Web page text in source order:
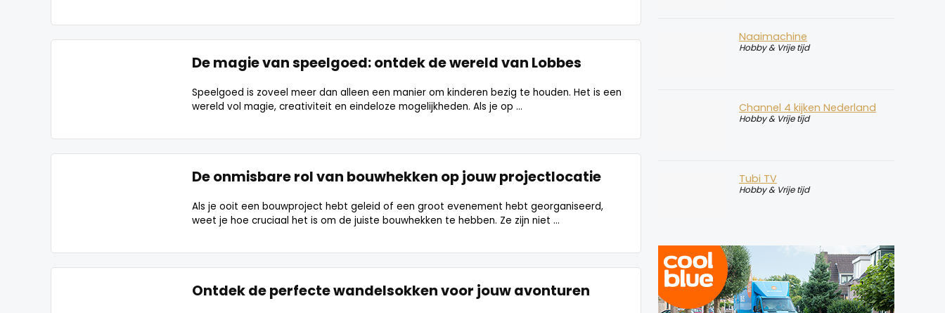
De magie van speelgoed: ontdek de wereld van Lobbes
Speelgoed is zoveel meer dan alleen een manier om kinderen bezig te houden. Het is een
wereld vol magie, creativiteit en eindeloze mogelijkheden. Als je op ...
De onmisbare rol van bouwhekken op jouw projectlocatie
Als je ooit een bouwproject hebt geleid of een groot evenement hebt georganiseerd,
weet je hoe cruciaal het is om de juiste bouwhekken te hebben. Ze zijn niet ...
Ontdek de perfecte wandelsokken voor jouw avonturen
Naaimachine
Hobby & Vrije tijd
Channel 4 kijken Nederland
Hobby & Vrije tijd
Tubi TV
Hobby & Vrije tijd